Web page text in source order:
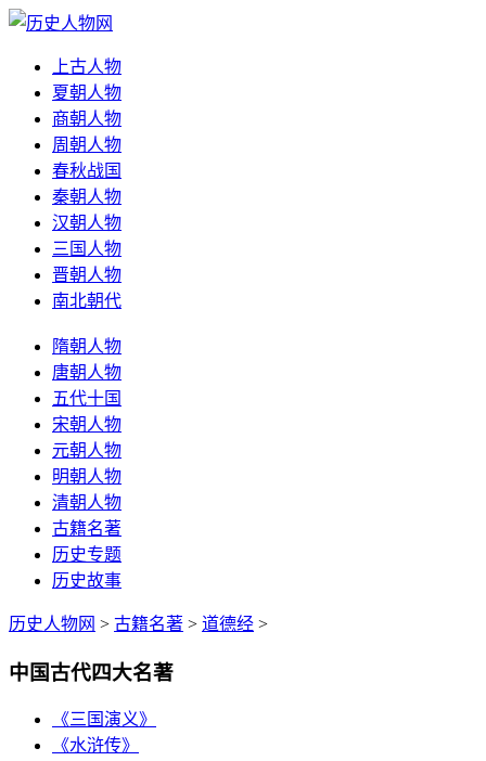
上古人物
夏朝人物
商朝人物
周朝人物
春秋战国
秦朝人物
汉朝人物
三国人物
晋朝人物
南北朝代
隋朝人物
唐朝人物
五代十国
宋朝人物
元朝人物
明朝人物
清朝人物
古籍名著
历史专题
历史故事
历史人物网 > 古籍名著 > 道德经 >
中国古代四大名著
《三国演义》
《水浒传》